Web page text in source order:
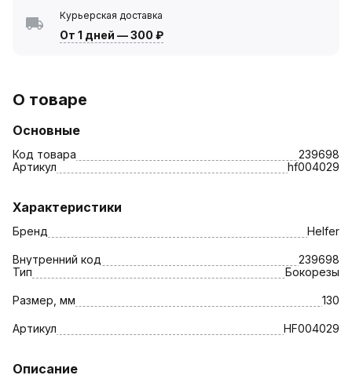
Курьерская доставка
От 1 дней —300 ₽
О товаре
Основные
Код товара
239698
Артикул
hf004029
Характеристики
Бренд Helfer
Внутренний код
239698
Тип
Бокорезы
Размер, мм 130
Артикул HF004029
Описание